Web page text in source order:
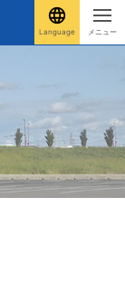
Language メニュー